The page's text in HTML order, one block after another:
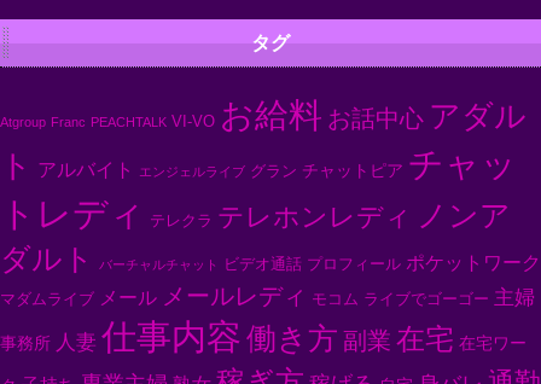
タグ
Atgroup Franc PEACHTALK VI-VO お給料 お話中心 アダル
ト
アルバイト エンジェルライブ グラン チャットピア チャッ
トレディ
テレクラ テレホンレディ ノンア
ダルト
バーチャルチャット ビデオ通話 プロフィール ポケットワーク
マダムライブ メール メールレディ モコム ライブでゴーゴー 主婦
事務所 人妻 仕事内容働き方 副業 在宅 在宅ワー